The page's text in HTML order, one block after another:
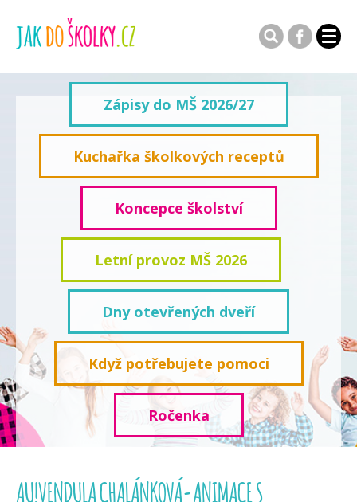
Zápisy do MŠ 2026/27
Kuchařka školkových receptů
Koncepce školství
Letní provoz MŠ 2026
Dny otevřených dveří
Když potřebujete pomoci
Ročenka
AU!VENDULA CHALÁNKOVÁ-ANIMACE S